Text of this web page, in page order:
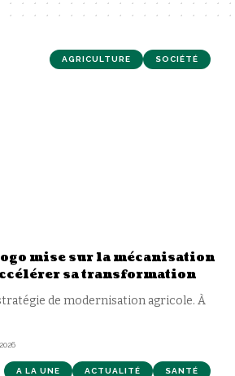
AGRICULTURE SOCIÉTÉ
mise sur la mécanisation
sa transformation
de modernisation agricole. À
A LA UNE ACTUALITÉ SANTÉ